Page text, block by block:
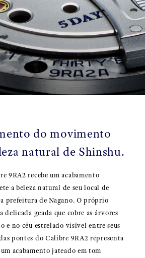
do movimento
natural de Shinshu.
9RA2 recebe um acabamento
a beleza natural de seu local de
prefeitura de Nagano. O próprio
delicada geada que cobre as árvores
e no céu estrelado visível entre seus
pontes do Calibre 9RA2 representa
um acabamento jateado em tom